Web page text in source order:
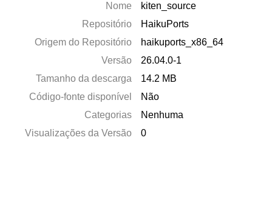
Nome
kiten_source
Repositório
HaikuPorts
Origem do Repositório
haikuports_x86_64
Versão
26.04.0-1
Tamanho da descarga
14.2 MB
Código-fonte disponível
Não
Categorias
Nenhuma
Visualizações da Versão
0